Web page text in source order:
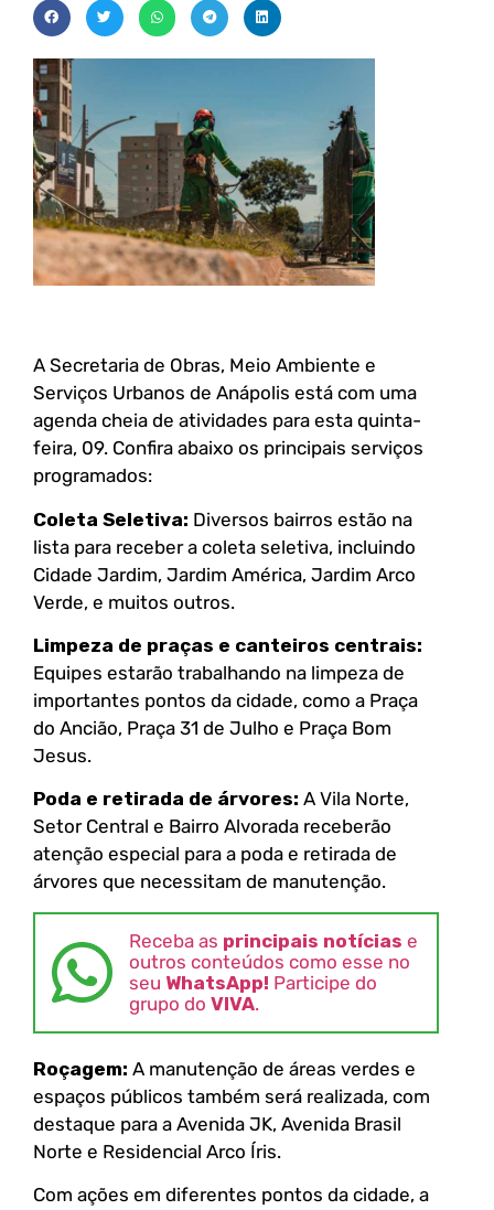
A Secretaria de Obras, Meio Ambiente e
Serviços Urbanos de Anápolis está com uma
agenda cheia de atividades para esta quinta-
feira, 09. Confira abaixo os principais serviços
programados:
Coleta Seletiva: Diversos bairros estão na
lista para receber a coleta seletiva, incluindo
Cidade Jardim, Jardim América, Jardim Arco
Verde, e muitos outros.
Limpeza de praças e canteiros centrais:
Equipes estarão trabalhando na limpeza de
importantes pontos da cidade, como a Praça
do Ancião, Praça 31 de Julho e Praça Bom
Jesus.
Poda e retirada de árvores: A Vila Norte,
Setor Central e Bairro Alvorada receberão
atenção especial para a poda e retirada de
árvores que necessitam de manutenção.
Receba as principais notícias e
outros conteúdos como esse no
seu WhatsApp! Participe do
grupo do VIVA.
Roçagem: A manutenção de áreas verdes e
espaços públicos também será realizada, com
destaque para a Avenida JK, Avenida Brasil
Norte e Residencial Arco Íris.
Com ações em diferentes pontos da cidade, a